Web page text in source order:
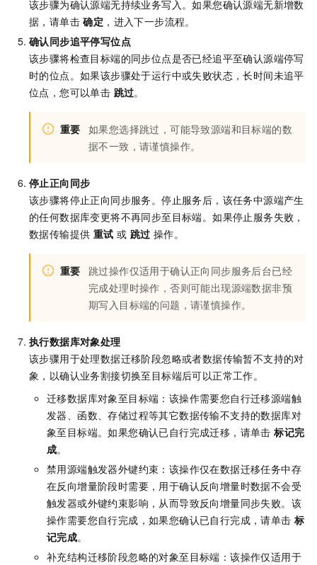
该步骤为确认源端无持续业务写入。如果您确认源端无新增数
据，请单击确定 ，进入下一步流程。
确认同步追平停写位点
该步骤将检查目标端的同步位点是否已经追平至确认源端停写
时的位点。如果该步骤处于运行中或失败状态，长时间未追平
位点，您可以单击 跳过。
重要 如果您选择跳过，可能导致源端和目标端的数
据不一致，请谨慎操作。
停止正向同步
该步骤将停止正向同步服务。停止服务后，该任务中源端产生
的任何数据库变更将不再同步至目标端。如果停止服务失败，
数据传输提供 重试 或 跳过 操作。
重要
跳过操作仅适用于确认正向同步服务后台已经
完成处理时操作，否则可能出现源端数据非预
期写入目标端的问题，请谨慎操作。
执行数据库对象处理
该步骤用于处理数据迁移阶段忽略或者数据传输暂不支持的对
象，以确认业务割接切换至目标端后可以正常工作。
迁移数据库对象至目标端：该操作需要您自行迁移源端触
发器、函数、存储过程等其它数据传输不支持的数据库对
象至目标端。如果您确认已自行完成迁移，请单击标记完
成。
禁用源端触发器外键约束：该操作仅在数据迁移任务中存
在反向增量阶段时需要，用于确认反向增量时数据不会受
触发器或外键约束影响，从而导致反向增量同步失败。该
操作需要您自行完成，如果您确认已自行完成，请单击 标
记完成。
补充结构迁移阶段忽略的对象至目标端：该操作仅适用于